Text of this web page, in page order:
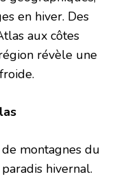
en hiver. Des
aux côtes
révèle une
de montagnes du
hivernal.